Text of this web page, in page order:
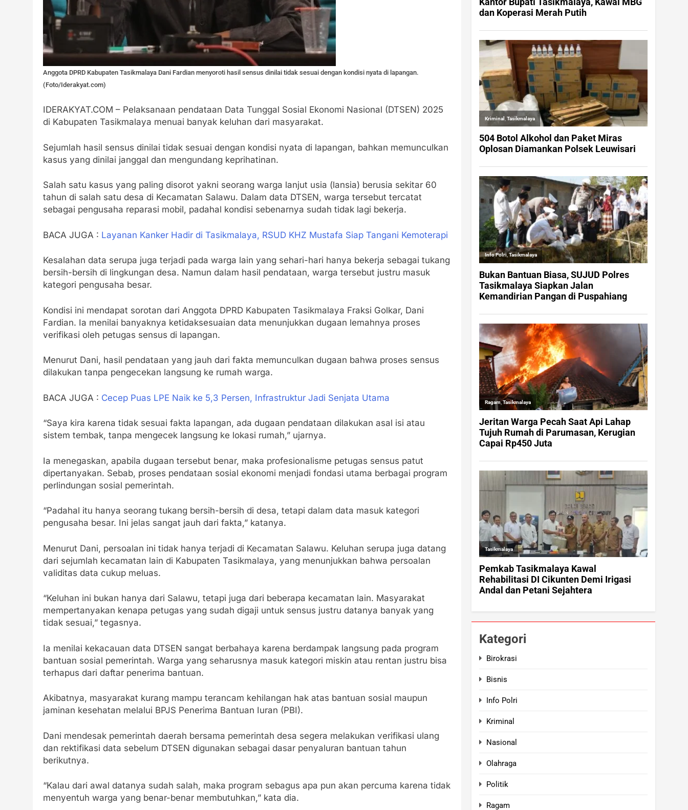
Anggota DPRD Kabupaten Tasikmalaya Dani Fardian menyoroti hasil sensus dinilai tidak sesuai dengan kondisi nyata di lapangan.
(Foto/Iderakyat.com)
IDERAKYAT.COM – Pelaksanaan pendataan Data Tunggal Sosial Ekonomi Nasional (DTSEN) 2025
di Kabupaten Tasikmalaya menuai banyak keluhan dari masyarakat.
Sejumlah hasil sensus dinilai tidak sesuai dengan kondisi nyata di lapangan, bahkan memunculkan
kasus yang dinilai janggal dan mengundang keprihatinan.
Salah satu kasus yang paling disorot yakni seorang warga lanjut usia (lansia) berusia sekitar 60
tahun di salah satu desa di Kecamatan Salawu. Dalam data DTSEN, warga tersebut tercatat
sebagai pengusaha reparasi mobil, padahal kondisi sebenarnya sudah tidak lagi bekerja.
BACA JUGA : Layanan Kanker Hadir di Tasikmalaya, RSUD KHZ Mustafa Siap Tangani Kemoterapi
Kesalahan data serupa juga terjadi pada warga lain yang sehari-hari hanya bekerja sebagai tukang
bersih-bersih di lingkungan desa. Namun dalam hasil pendataan, warga tersebut justru masuk
kategori pengusaha besar.
Kondisi ini mendapat sorotan dari Anggota DPRD Kabupaten Tasikmalaya Fraksi Golkar, Dani
Fardian. Ia menilai banyaknya ketidaksesuaian data menunjukkan dugaan lemahnya proses
verifikasi oleh petugas sensus di lapangan.
Menurut Dani, hasil pendataan yang jauh dari fakta memunculkan dugaan bahwa proses sensus
dilakukan tanpa pengecekan langsung ke rumah warga.
BACA JUGA : Cecep Puas LPE Naik ke 5,3 Persen, Infrastruktur Jadi Senjata Utama
“Saya kira karena tidak sesuai fakta lapangan, ada dugaan pendataan dilakukan asal isi atau
sistem tembak, tanpa mengecek langsung ke lokasi rumah,” ujarnya.
Ia menegaskan, apabila dugaan tersebut benar, maka profesionalisme petugas sensus patut
dipertanyakan. Sebab, proses pendataan sosial ekonomi menjadi fondasi utama berbagai program
perlindungan sosial pemerintah.
“Padahal itu hanya seorang tukang bersih-bersih di desa, tetapi dalam data masuk kategori
pengusaha besar. Ini jelas sangat jauh dari fakta,” katanya.
Menurut Dani, persoalan ini tidak hanya terjadi di Kecamatan Salawu. Keluhan serupa juga datang
dari sejumlah kecamatan lain di Kabupaten Tasikmalaya, yang menunjukkan bahwa persoalan
validitas data cukup meluas.
“Keluhan ini bukan hanya dari Salawu, tetapi juga dari beberapa kecamatan lain. Masyarakat
mempertanyakan kenapa petugas yang sudah digaji untuk sensus justru datanya banyak yang
tidak sesuai,” tegasnya.
Ia menilai kekacauan data DTSEN sangat berbahaya karena berdampak langsung pada program
bantuan sosial pemerintah. Warga yang seharusnya masuk kategori miskin atau rentan justru bisa
terhapus dari daftar penerima bantuan.
Akibatnya, masyarakat kurang mampu terancam kehilangan hak atas bantuan sosial maupun
jaminan kesehatan melalui BPJS Penerima Bantuan Iuran (PBI).
Dani mendesak pemerintah daerah bersama pemerintah desa segera melakukan verifikasi ulang
dan rektifikasi data sebelum DTSEN digunakan sebagai dasar penyaluran bantuan tahun
berikutnya.
“Kalau dari awal datanya sudah salah, maka program sebagus apa pun akan percuma karena tidak
menyentuh warga yang benar-benar membutuhkan,” kata dia.
Kategori
Birokrasi
Bisnis
Info Polri
Kriminal
Nasional
Olahraga
Politik
Ragam